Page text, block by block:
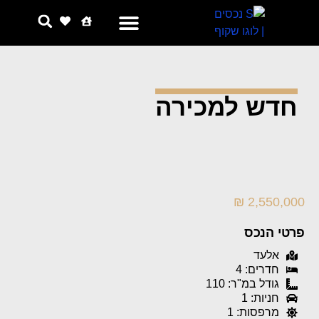
חדש למכירה
2,550,000 ₪
פרטי הנכס
אלעד
חדרים: 4
גודל במ"ר: 110
חניות: 1
מרפסות: 1